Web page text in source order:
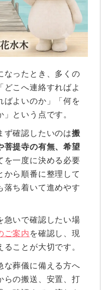
なったとき、多くの
どこへ連絡すればよ
ばよいのか」「何を
という点です。
ず確認したいのは搬
菩提寺の有無、希望
を一度に決める必要
から順番に整理して
落ち着いて進めやす
急いで確認したい場
ご案内 を確認し、現
ことが大切です。
な葬儀に備える方へ
らの搬送、安置、打